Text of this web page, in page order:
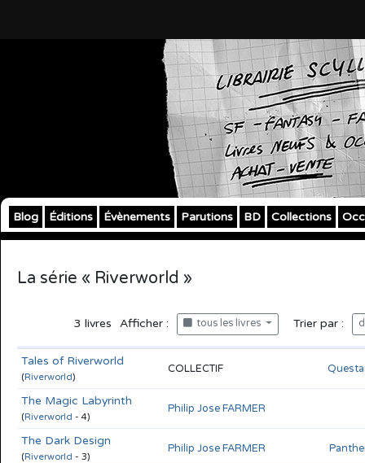
Blog Éditions Évènements Parutions BD Collections
La série « Riverworld »
3 livres Afficher : tous les livres Trier par :
Tales of Riverworld
(Riverworld)
COLLECTIF
The Magic Labyrinth
(Riverworld - 4)
Philip Jose FARMER
The Dark Design
(Riverworld - 3)
Philip Jose FARMER